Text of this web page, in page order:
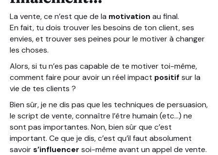
La vente, ce n’est que de la motivation au final.
En fait, tu dois trouver les besoins de ton client, ses
envies, et trouver ses peines pour le motiver à changer
les choses.
Alors, si tu n’es pas capable de te motiver toi-même,
comment faire pour avoir un réel impact positif sur la
vie de tes clients ?
Bien sûr, je ne dis pas que les techniques de persuasion,
le script de vente, connaître l’être humain (etc…) ne
sont pas importantes. Non, bien sûr que c’est
important. Ce que je dis, c’est qu’il faut absolument
savoirs’influencer soi-même avant un appel de vente.